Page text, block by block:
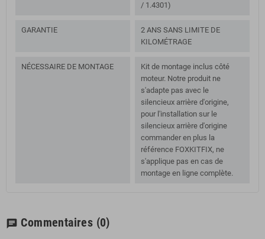
/ 1.4301)
GARANTIE
2 ANS SANS LIMITE DE
KILOMÉTRAGE
NÉCESSAIRE DE MONTAGE
Kit de montage inclus côté
moteur. Notre produit ne
s'adapte pas avec le
silencieux arrière d'origine,
pour l'installation sur le
silencieux arrière d'origine
commander en plus la
référence FOXKITFIX, ne
s'applique pas en cas de
montage en ligne complète.
chat Commentaires (0)